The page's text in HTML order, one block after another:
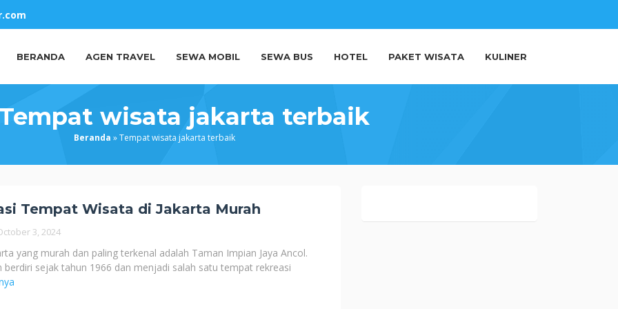
BERANDA AGEN TRAVEL SEWA MOBIL SEWA BUS HOTEL PAKET WISATA KULINER
Tempat wisata jakarta terbaik
Beranda »Tempat wisata jakarta terbaik
Tempat Wisata di Jakarta Murah
3, 2024
yang murah dan paling terkenal adalah Taman Impian Jaya Ancol.
berdiri sejak tahun 1966 dan menjadi salah satu tempat rekreasi